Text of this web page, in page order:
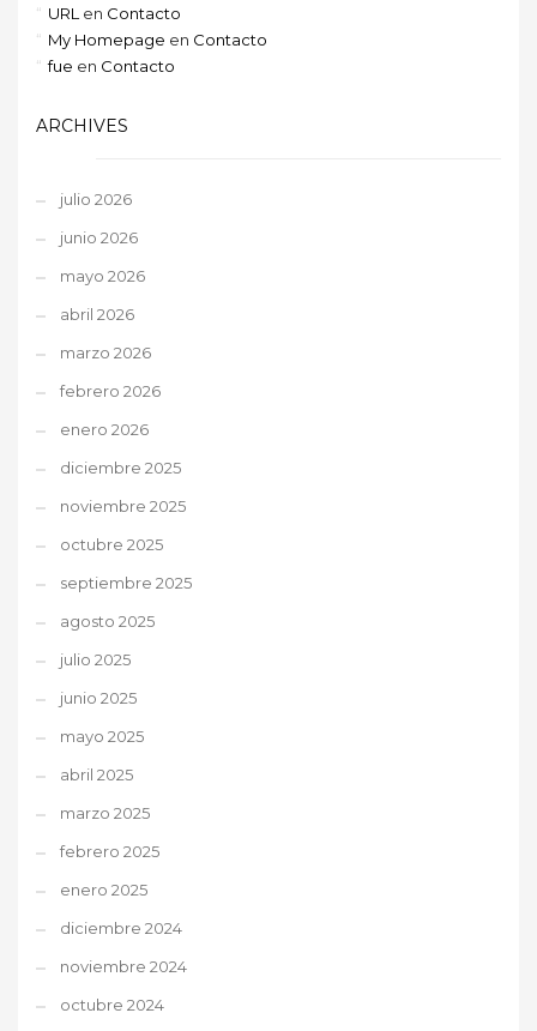
URL en Contacto
My Homepage en Contacto
fue en Contacto
ARCHIVES
julio 2026
junio 2026
mayo 2026
abril 2026
marzo 2026
febrero 2026
enero 2026
diciembre 2025
noviembre 2025
octubre 2025
septiembre 2025
agosto 2025
julio 2025
junio 2025
mayo 2025
abril 2025
marzo 2025
febrero 2025
enero 2025
diciembre 2024
noviembre 2024
octubre 2024